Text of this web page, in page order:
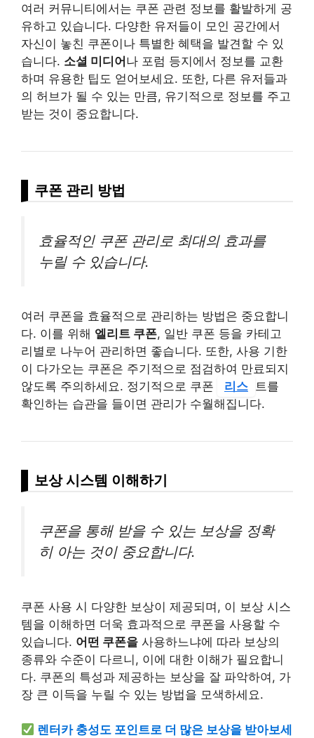
여러 커뮤니티에서는 쿠폰 관련 정보를 활발하게 공
유하고 있습니다. 다양한 유저들이 모인 공간에서
자신이 놓친 쿠폰이나 특별한 혜택을 발견할 수 있
습니다. 소셜 미디어나 포럼 등지에서 정보를 교환
하며 유용한 팁도 얻어보세요. 또한, 다른 유저들과
의 허브가 될 수 있는 만큼, 유기적으로 정보를 주고
받는 것이 중요합니다.
쿠폰 관리 방법
효율적인 쿠폰 관리로 최대의 효과를
누릴 수 있습니다.
여러 쿠폰을 효율적으로 관리하는 방법은 중요합니
다. 이를 위해 엘리트 쿠폰, 일반 쿠폰 등을 카테고
리별로 나누어 관리하면 좋습니다. 또한, 사용 기한
이 다가오는 쿠폰은 주기적으로 점검하여 만료되지
않도록 주의하세요. 정기적으로 쿠폰
리스 트를
확인하는 습관을 들이면 관리가 수월해집니다.
보상 시스템 이해하기
쿠폰을 통해 받을 수 있는 보상을 정확
히 아는 것이 중요합니다.
쿠폰 사용 시 다양한 보상이 제공되며, 이 보상 시스
템을 이해하면 더욱 효과적으로 쿠폰을 사용할 수
있습니다. 어떤 쿠폰을 사용하느냐에 따라 보상의
종류와 수준이 다르니, 이에 대한 이해가 필요합니
다. 쿠폰의 특성과 제공하는 보상을 잘 파악하여, 가
장 큰 이득을 누릴 수 있는 방법을 모색하세요.
렌터카 충성도 포인트로 더 많은 보상을 받아보세